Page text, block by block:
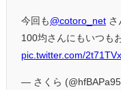
今回も @cotoro_net さ
100均さんにもいつも
pic.twitter.com/
— さくら